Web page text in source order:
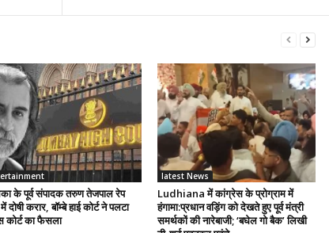
के पूर्व संपादक तरुण तेजपाल रेप
करार, बॉम्बे हाई कोर्ट ने पलटा
का फैसला
latest News
Ludhiana में कांग्रेस के प्रोग्राम में
हंगामा:प्रधान वड़िंग को देखते हुए पूर्व मंत्री
समर्थकों की नारेबाजी; ‘बघेल गो बैक’ लिखी